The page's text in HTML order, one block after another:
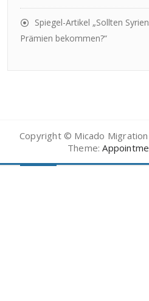
Spiegel-Artikel „Sollten
Prämien bekommen?“
Copyright © Micado
Theme: